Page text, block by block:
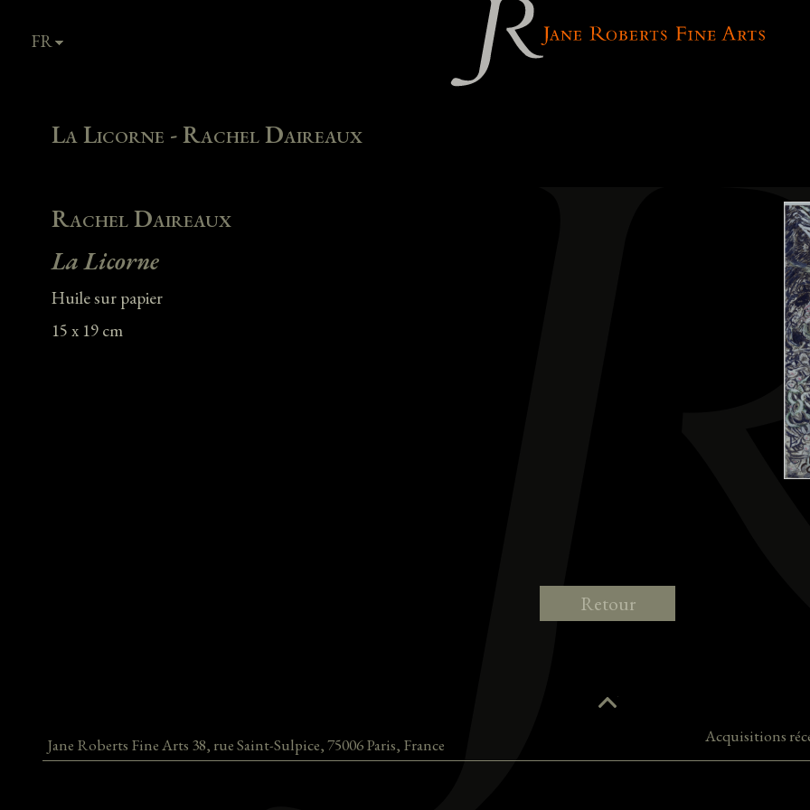
FR
La Licorne - Rachel Daireaux
Rachel Daireaux
La Licorne
Huile sur papier
15 x 19 cm
Retour
Jane Roberts Fine Arts 38, rue Saint-Sulpice,75006Paris, France Acquisitions